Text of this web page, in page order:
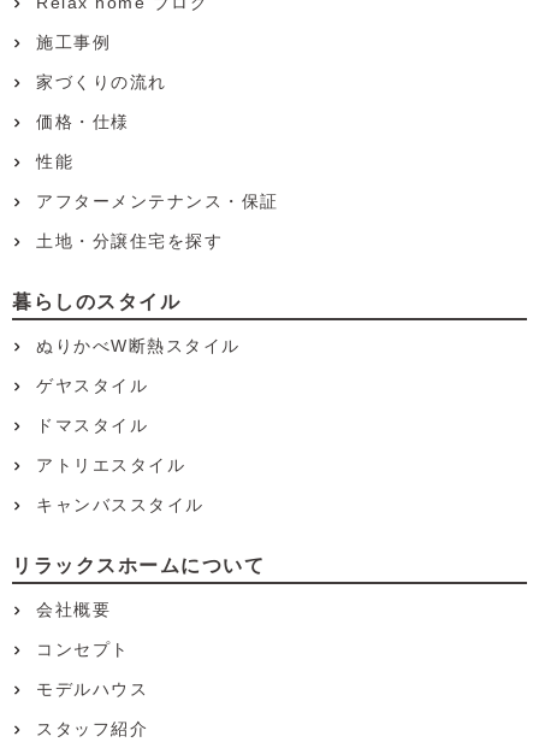
施工事例
家づくりの流れ
価格・仕様
性能
アフターメンテナンス・保証
土地・分譲住宅を探す
暮らしのスタイル
ぬりかべW断熱スタイル
ゲヤスタイル
ドマスタイル
アトリエスタイル
キャンバススタイル
リラックスホームについて
会社概要
コンセプト
モデルハウス
スタッフ紹介